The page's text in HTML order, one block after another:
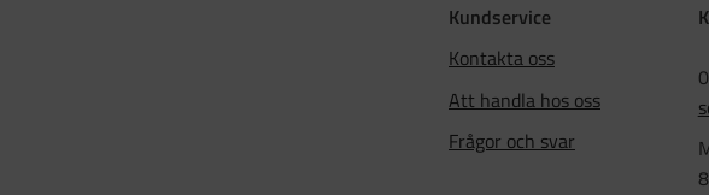
Kundservice
Kontakta oss
Att handla hos oss
Frågor och svar